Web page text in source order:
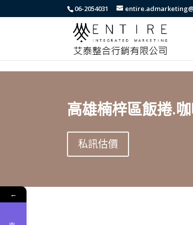
body{font-family: arial,"Microsoft JhengHei","微軟正黑體
06-2054031
高雄楠梓區飯捲.
私訊估價
←